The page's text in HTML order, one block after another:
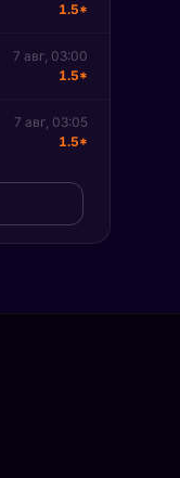
1.5*
7 авг, 03:00
1.5*
7 авг, 03:05
1.5*